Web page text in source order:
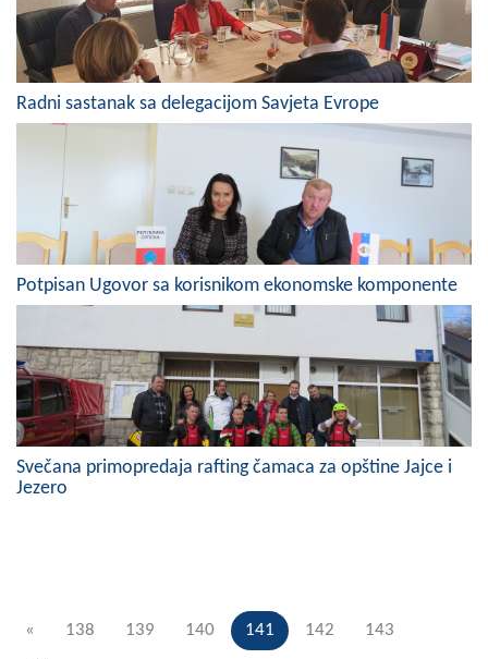
CIVILNA ZAŠTITA
KONTAKT
Radni sastanak sa delegacijom Savjeta Evrope
Potpisan Ugovor sa korisnikom ekonomske komponente
Svečana primopredaja rafting čamaca za opštine Jajce i
Jezero
« 138 139 140 141 142 143